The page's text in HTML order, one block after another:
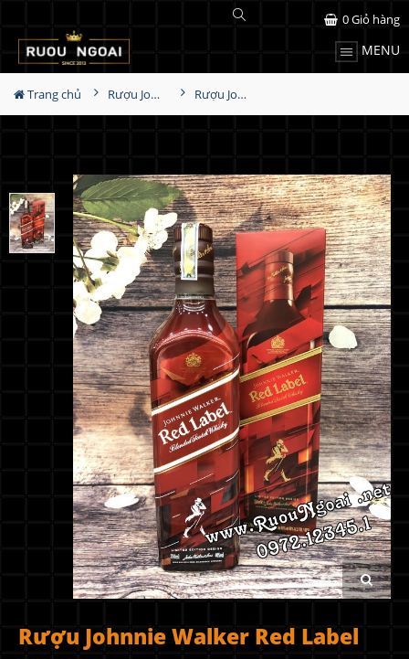
MENU
0Giỏ hàng
Trang chủ Rượu Johnnie walker Rượu Johnnie Walker Red Label Electric
Rượu Johnnie Walker Red Label